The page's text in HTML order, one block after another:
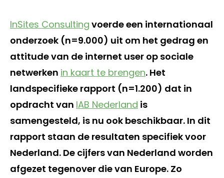
InSites Consulting voerde een internationaal
onderzoek (n=9.000) uit om het gedrag en
attitude van de internet user op sociale
netwerken in kaart te brengen. Het
landspecifieke rapport (n=1.200) dat in
opdracht van IAB Nederland is
samengesteld, is nu ook beschikbaar. In dit
rapport staan de resultaten specifiek voor
Nederland. De cijfers van Nederland worden
afgezet tegenover die van Europe. Zo